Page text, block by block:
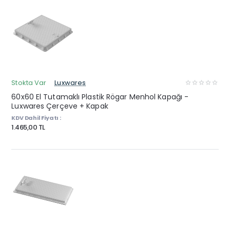
Stokta Var Luxwares
60x60 El Tutamaklı Plastik Rögar Menhol Kapağı -
Luxwares Çerçeve + Kapak
KDV Dahil Fiyatı :
1.465,00 TL